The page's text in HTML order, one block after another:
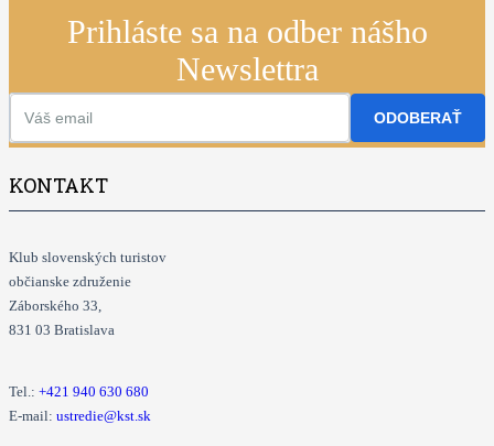
Prihláste sa na odber nášho
Newslettra
ODOBERAŤ
KONTAKT
Klub slovenských turistov
občianske združenie
Záborského 33,
831 03 Bratislava
Tel.: +421 940 630 680
E-mail: ustredie@kst.sk